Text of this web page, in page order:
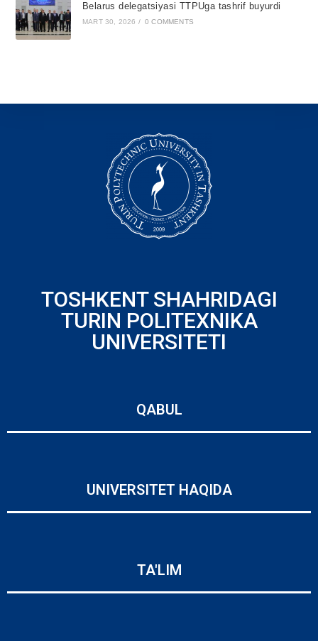
Belarus delegatsiyasi TTPUga tashrif buyurdi
MART 30, 2026 / 0 COMMENTS
TOSHKENT SHAHRIDAGI
TURIN POLITEXNIKA
UNIVERSITETI
QABUL
UNIVERSITET HAQIDA
TA'LIM